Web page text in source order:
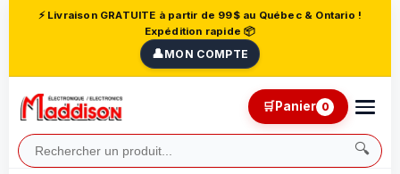
⚡ Livraison GRATUITE à partir de 99$ au Québec & Ontario !
Expédition rapide 📦
👤MON COMPTE
🔍
🛒Panier 0